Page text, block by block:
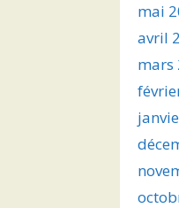
mai
avril
mars